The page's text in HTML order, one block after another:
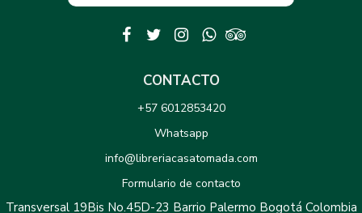
CONTACTO
+57 6012853420
Whatsapp
info@libreriacasatomada.com
Formulario de contacto
Transversal 19Bis No.45D-23 Barrio Palermo Bogotá Colombia